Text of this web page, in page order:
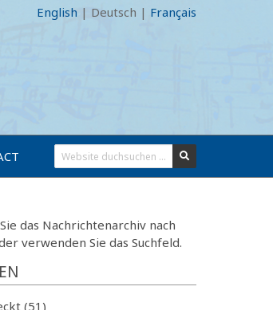
English | Deutsch | Français
das Nachrichtenarchiv nach
verwenden Sie das Suchfeld.
(51)